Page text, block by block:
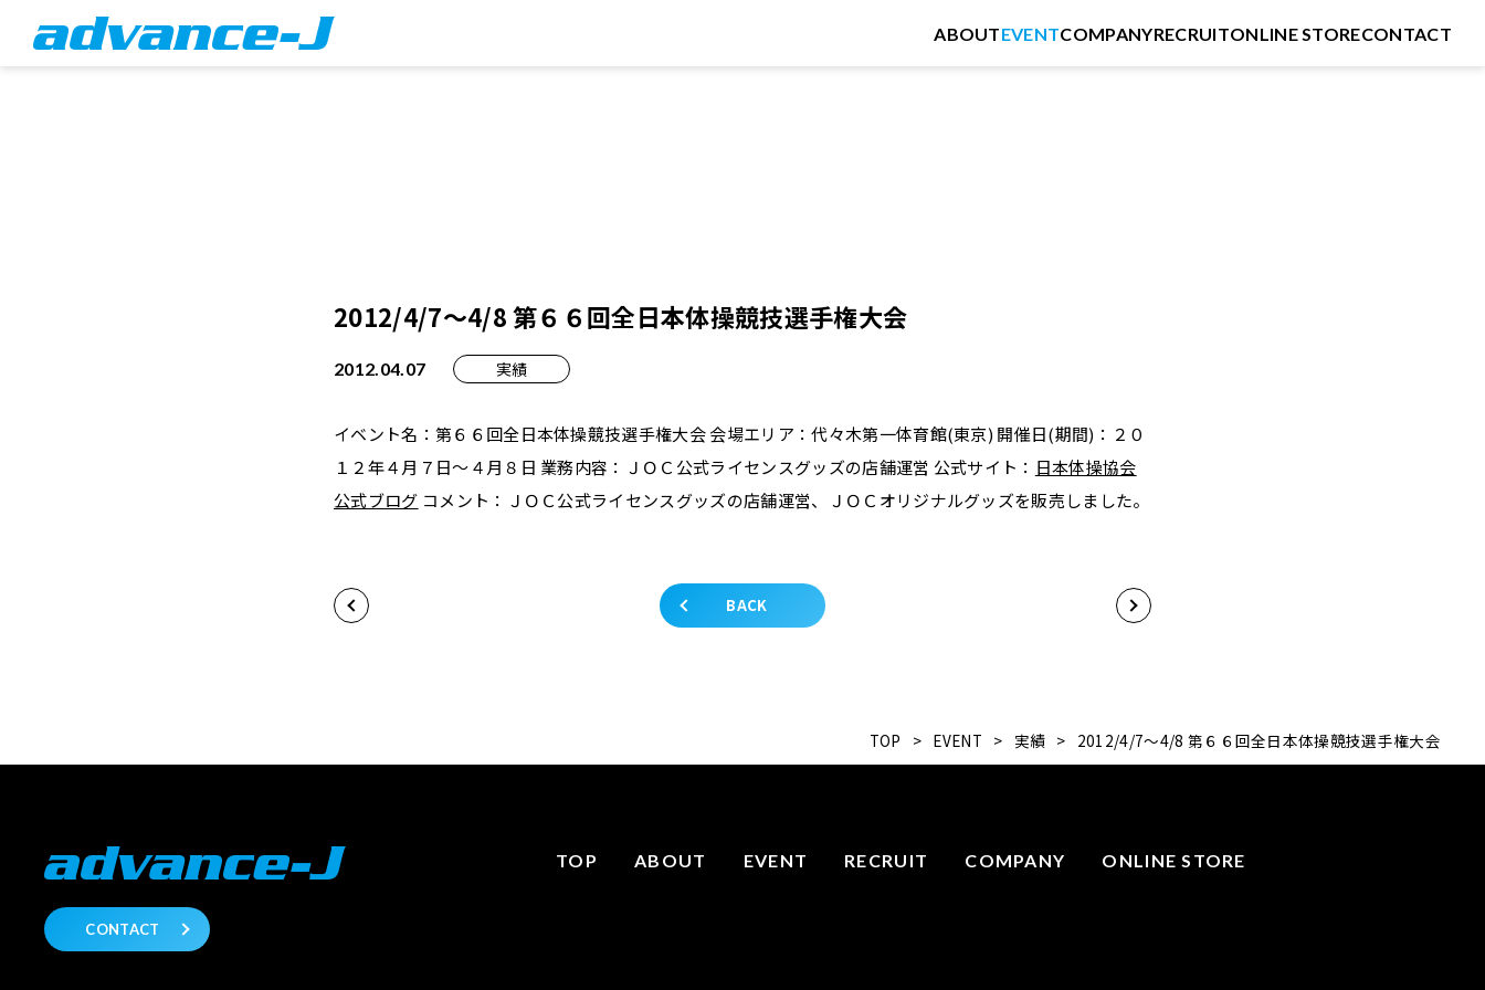
ABOUTEVENTCOMPANYRECRUITONLINE STORECONTACT
2012/4/7～4/8 第６６回全日本体操競技選手権大会
2012.04.07 実績
イベント名：第６６回全日本体操競技選手権大会 会場エリア：代々木第一体育館(東京) 開催日(期間)：２０
１２年４月７日～４月８日 業務内容：ＪＯＣ公式ライセンスグッズの店舗運営 公式サイト： 日本体操協会
公式ブログ コメント：ＪＯＣ公式ライセンスグッズの店舗運営、ＪＯＣオリジナルグッズを販売しました。
BACK
TOP > EVENT > 実績 > 2012/4/7～4/8 第６６回全日本体操競技選手権大会
CONTACT
TOP ABOUT EVENT RECRUIT COMPANY ONLINE STORE